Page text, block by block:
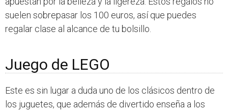
suelen sobrepasar los 100 euros, así que puedes
regalar clase al alcance de tu bolsillo.
Juego de LEGO
Este es sin lugar a duda uno de los clásicos dentro de
los juguetes, que además de divertido enseña a los